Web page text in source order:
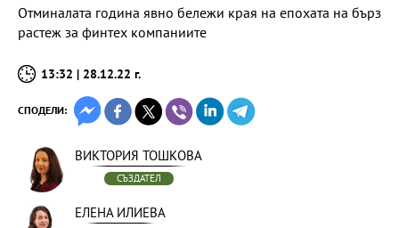
Отминалата година явно бележи края на епохата на бърз
растеж за финтех компаниите
13:32 | 28.12.22 г.
СПОДЕЛИ:
ВИКТОРИЯ ТОШКОВА
СЪЗДАТЕЛ
ЕЛЕНА ИЛИЕВА